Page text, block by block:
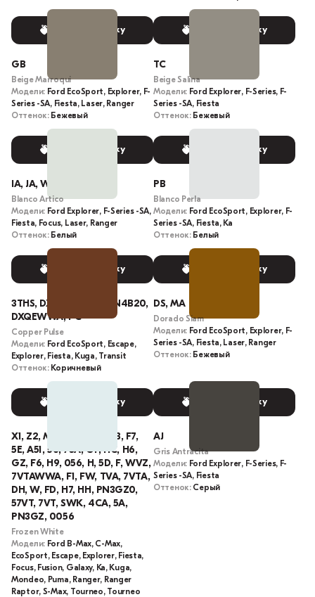
Выбрать краску Выбрать краску
GB
Beige Marroqui
Модели: Ford EcoSport, Explorer, F-
Series -SA, Fiesta, Laser, Ranger
Оттенок: Бежевый
Выбрать краску
TC
Beige Salina
Модели: Ford Explorer, F-Series, F-
Series -SA, Fiesta
Оттенок: Бежевый
Выбрать краску
IA, JA, WI
Blanco Artico
Модели: Ford Explorer, F-Series -SA,
Fiesta, Focus, Laser, Ranger
Оттенок: Белый
Выбрать краску
PB
Blanco Perla
Модели: Ford EcoSport, Explorer, F-
Series -SA, Fiesta, Ka
Оттенок: Белый
Выбрать краску
3THS, DXQE, PN4B2, PN4B20,
DXQEWWA, PC
Copper Pulse
Модели: Ford EcoSport, Escape,
Explorer, Fiesta, Kuga, Transit
Оттенок: Коричневый
Выбрать краску
DS, MA
Dorado Siam
Модели: Ford EcoSport, Explorer, F-
Series -SA, Fiesta, Laser, Ranger
Оттенок: Бежевый
Выбрать краску
X1, Z2, M6, 5F, 5J, 3G, 5B, F7,
5E, A51, 56, 73A, GF, HC, H6,
GZ, F6, H9, 056, H, 5D, F, WVZ,
7VTAWWA, F1, FW, TVA, 7VTA,
DH, W, FD, H7, HH, PN3GZ0,
57VT, 7VT, SWK, 4CA, 5A,
PN3GZ, 0056
Frozen White
Модели: Ford B-Max, C-Max,
EcoSport, Escape, Explorer, Fiesta,
Focus, Fusion, Galaxy, Ka, Kuga,
Mondeo, Puma, Ranger, Ranger
Raptor, S-Max, Tourneo, Tourneo
AJ
Gris Antracita
Модели: Ford Explorer, F-Series, F-
Series -SA, Fiesta
Оттенок: Серый